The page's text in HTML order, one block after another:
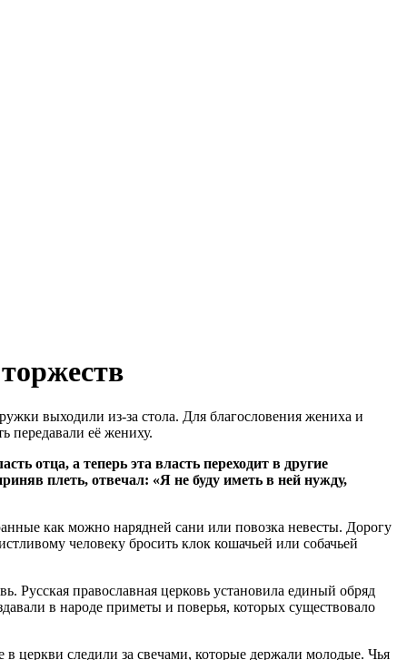
выходили из-за стола. Для благословения жениха и
передавали её жениху.
отца, а теперь эта власть переходит в другие
плеть, отвечал: «Я не буду иметь в ней нужду,
как можно нарядней сани или повозка невесты. Дорогу
человеку бросить клок кошачьей или собачьей
Русская православная церковь установила единый обряд
в народе приметы и поверья, которых существовало
церкви следили за свечами, которые держали молодые. Чья